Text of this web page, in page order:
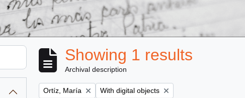
Showing 1 results
Archival description
Remove filter:
Ortíz, María Remove filter:
With digital objects